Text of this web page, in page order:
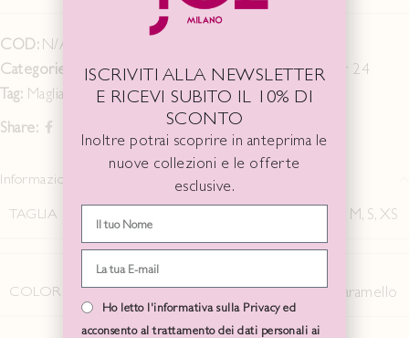
COD: N/A
Categorie:
Maglia SS 24, Maglie FW 23, Spring Summer 24
Tag: Maglia
Share:
Informazioni aggiuntive
TAGLIA
M, S, XS
COLORE Acqua, Caramello
ISCRIVITI ALLA NEWSLETTER
E RICEVI SUBITO IL 10% DI
SCONTO
Inoltre potrai scoprire in anteprima le
nuove collezioni e le offerte
esclusive.
Ho letto l'informativa sulla Privacy ed
acconsento al trattamento dei dati personali ai